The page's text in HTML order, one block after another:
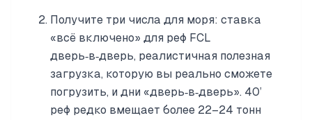
Получите три числа для моря: ставка
«всё включено» для реф FCL
дверь‑в‑дверь, реалистичная полезная
загрузка, которую вы реально сможете
погрузить, и дни «дверь‑в‑дверь». 40’
реф редко вмещает более 22–24 тонн